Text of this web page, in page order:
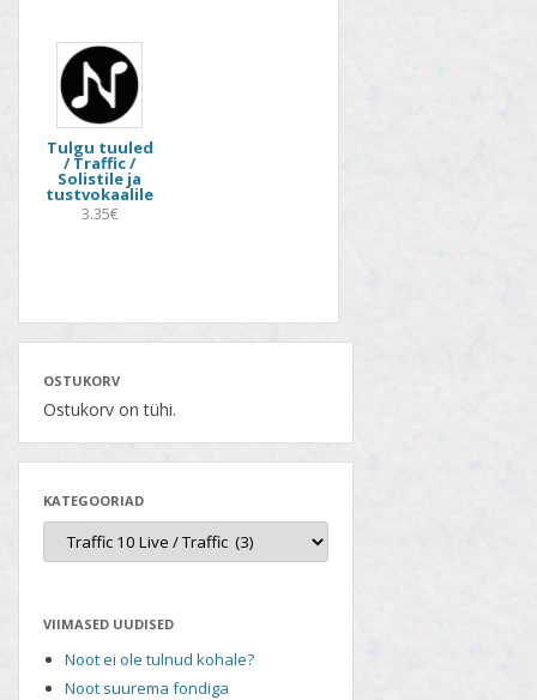
Tulgu tuuled
/ Traffic /
Solistile ja
tustvokaalile
3.35€
OSTUKORV
Ostukorv on tühi.
KATEGOORIAD
VIIMASED UUDISED
Noot ei ole tulnud kohale?
Noot suurema fondiga